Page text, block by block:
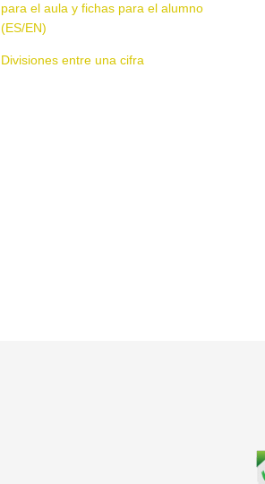
para el aula y fichas para el alumno
(ES/EN)
Divisiones entre una cifra